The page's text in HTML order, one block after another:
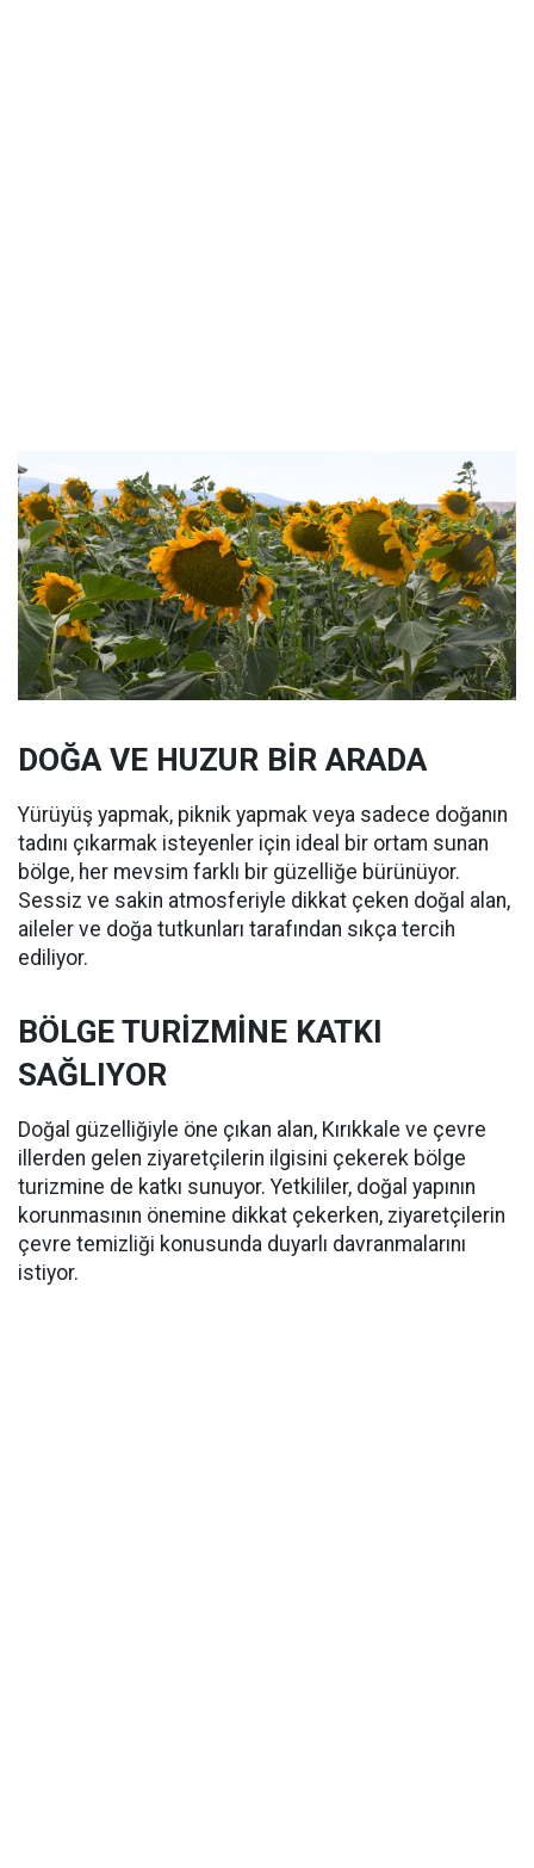
DOĞA VE HUZUR BİR ARADA
Yürüyüş yapmak, piknik yapmak veya sadece doğanın
tadını çıkarmak isteyenler için ideal bir ortam sunan
bölge, her mevsim farklı bir güzelliğe bürünüyor.
Sessiz ve sakin atmosferiyle dikkat çeken doğal alan,
aileler ve doğa tutkunları tarafından sıkça tercih
ediliyor.
BÖLGE TURİZMİNE KATKI
SAĞLIYOR
Doğal güzelliğiyle öne çıkan alan, Kırıkkale ve çevre
illerden gelen ziyaretçilerin ilgisini çekerek bölge
turizmine de katkı sunuyor. Yetkililer, doğal yapının
korunmasının önemine dikkat çekerken, ziyaretçilerin
çevre temizliği konusunda duyarlı davranmalarını
istiyor.